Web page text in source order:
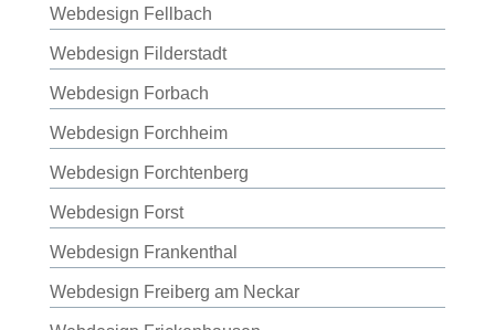
Webdesign Fellbach
Webdesign Filderstadt
Webdesign Forbach
Webdesign Forchheim
Webdesign Forchtenberg
Webdesign Forst
Webdesign Frankenthal
Webdesign Freiberg am Neckar